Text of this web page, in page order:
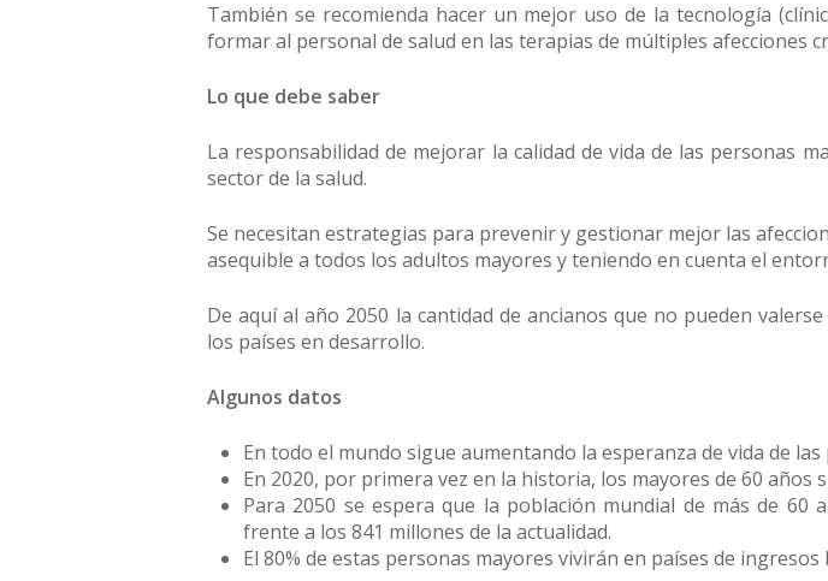
También se recomienda hacer un mejor uso de la tecnología
formar al personal de salud en las terapias de múltiples afecciones
Lo que debe saber
La responsabilidad de mejorar la calidad de vida de las personas
sector de la salud.
Se necesitan estrategias para prevenir y gestionar mejor las
asequible a todos los adultos mayores y teniendo en cuenta el
De aquí al año 2050 la cantidad de ancianos que no pueden
los países en desarrollo.
Algunos datos
En todo el mundo sigue aumentando la esperanza de vida de
En 2020, por primera vez en la historia, los mayores de 60
Para 2050 se espera que la población mundial de más de 60
frente a los 841 millones de la actualidad.
El 80% de estas personas mayores vivirán en países de ingresos